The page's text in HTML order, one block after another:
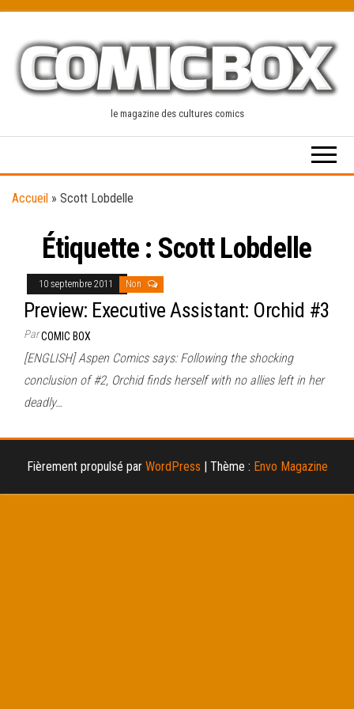
content
le magazine des cultures comics
Accueil » Scott Lobdelle
Étiquette : Scott Lobdelle
10 septembre 2011 Non
Preview: Executive Assistant: Orchid #3
ParCOMIC BOX
[ENGLISH] Aspen Comics says: Following the shocking
conclusion of #2, Orchid finds herself with no allies left in her
deadly…
Fièrement propulsé par WordPress | Thème : Envo Magazine